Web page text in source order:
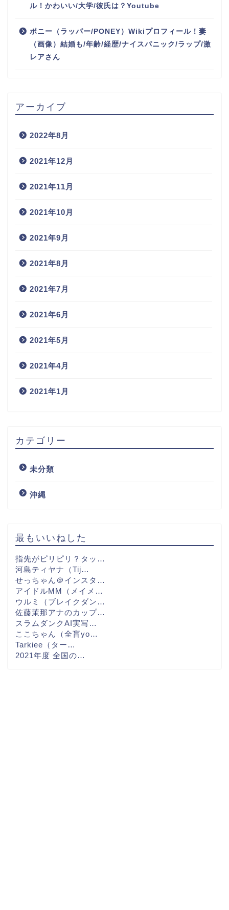
ル！かわいい/大学/彼氏は？Youtube
ポニー（ラッパー/PONEY）Wikiプロフィール！妻
（画像）結婚も/年齢/経歴/ナイスパニック/ラップ/激
レアさん
アーカイブ
2022年8月
2021年12月
2021年11月
2021年10月
2021年9月
2021年8月
2021年7月
2021年6月
2021年5月
2021年4月
2021年1月
カテゴリー
未分類
沖縄
最もいいねした
指先がピリピリ？タッ…
河島ティヤナ（Tij…
せっちゃん＠インスタ…
アイドルMM（メイメ…
ウルミ（ブレイクダン…
佐藤茉那アナのカップ…
スラムダンクAI実写…
ここちゃん（全盲yo…
Tarkiee（ター…
2021年度 全国の…